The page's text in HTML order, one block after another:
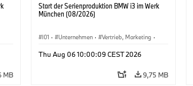
MB
Start der Serienproduktion BMW i3 im Werk
München (08/2026)
I01 · Unternehmen · Vertrieb, Marketing ·
Thu Aug 06 10:00:09 CEST 2026
9,75 MB